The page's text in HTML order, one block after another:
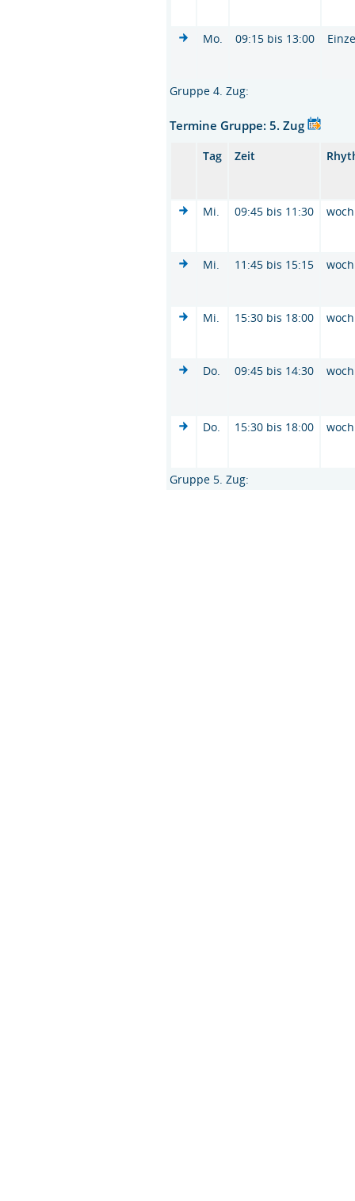
Mo. 09:15 bis 13:00
Gruppe 4. Zug:
Termine Gruppe: 5. Zug
Tag Zeit
Mi. 09:45 bis 11:30 woch
Mi. 11:45 bis 15:15 woch
Mi. 15:30 bis 18:00 woch
Do. 09:45 bis 14:30 woch
Do. 15:30 bis 18:00 woch
Gruppe 5. Zug: